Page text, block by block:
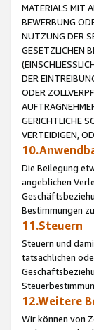
MATERIALS MIT
BEWERBUNG
NUTZUNG DER
GESETZLICHEN
DER
ODER
GERICHTLICHE
VERTEIDIGEN,
Die Beilegung
angeblichen
Bestimmungen
11.Steuern
Steuern und
tatsächlichen
12.Weitere
Wir können von